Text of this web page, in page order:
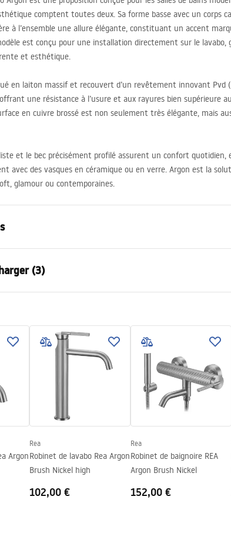
comptent toutes deux. Sa forme basse avec un corps
à l’ensemble une allure élégante, constituant un accent
est conçu pour une installation directement sur le lavabo,
et esthétique.
en laiton massif et recouvert d’un revêtement innovant Pvd
une résistance à l’usure et aux rayures bien supérieure
en cuivre brossé est non seulement très élégante, mais
et le bec précisément profilé assurent un confort quotidien,
avec des vasques en céramique ou en verre. Argon est la
glamour ou contemporaines.
Cuivre brossé
3/8 pouce
5 ans
(3)
de sécurité
Argon
Rea
Robinet de lavabo Rea Argon
Brush Nickel high
102,00 €
Rea
Robinet de baignoire REA
Argon Brush Nickel
152,00 €